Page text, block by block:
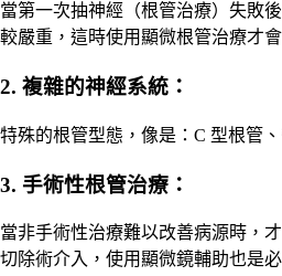
當第一次抽神經（根管治療）失敗
較嚴重，這時使用顯微根管治療才
2. 複雜的神經系統：
特殊的根管型態，像是：C 型根管
3. 手術性根管治療：
當非手術性治療難以改善病源時，
切除術介入，使用顯微鏡輔助也是必